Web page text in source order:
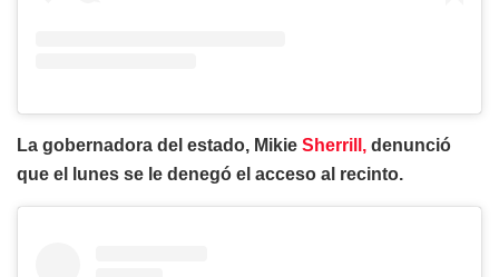
La gobernadora del estado, Mikie Sherrill, denunció
que el lunes se le denegó el acceso al recinto.